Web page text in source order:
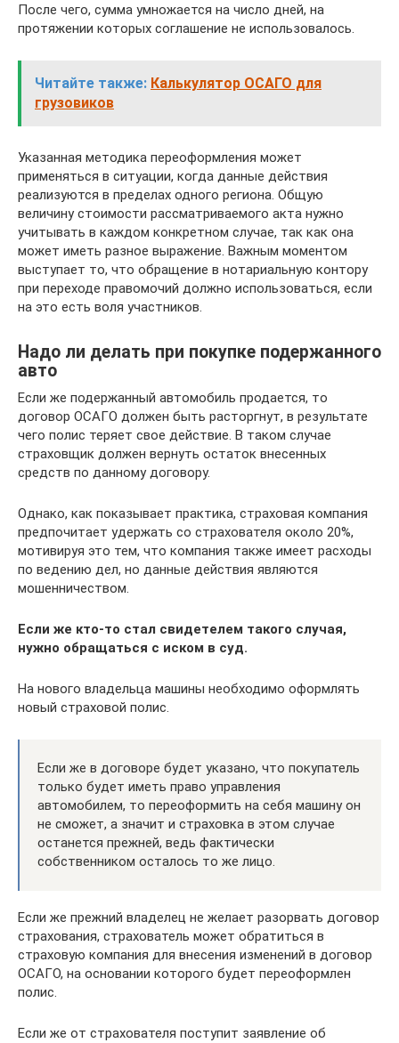
После чего, сумма умножается на число дней, на
протяжении которых соглашение не использовалось.
Читайте также: Калькулятор ОСАГО для
грузовиков
Указанная методика переоформления может
применяться в ситуации, когда данные действия
реализуются в пределах одного региона. Общую
величину стоимости рассматриваемого акта нужно
учитывать в каждом конкретном случае, так как она
может иметь разное выражение. Важным моментом
выступает то, что обращение в нотариальную контору
при переходе правомочий должно использоваться, если
на это есть воля участников.
Надо ли делать при покупке подержанного
авто
Если же подержанный автомобиль продается, то
договор ОСАГО должен быть расторгнут, в результате
чего полис теряет свое действие. В таком случае
страховщик должен вернуть остаток внесенных
средств по данному договору.
Однако, как показывает практика, страховая компания
предпочитает удержать со страхователя около 20%,
мотивируя это тем, что компания также имеет расходы
по ведению дел, но данные действия являются
мошенничеством.
Если же кто-то стал свидетелем такого случая,
нужно обращаться с иском в суд.
На нового владельца машины необходимо оформлять
новый страховой полис.
Если же в договоре будет указано, что покупатель
только будет иметь право управления
автомобилем, то переоформить на себя машину он
не сможет, а значит и страховка в этом случае
останется прежней, ведь фактически
собственником осталось то же лицо.
Если же прежний владелец не желает разорвать договор
страхования, страхователь может обратиться в
страховую компания для внесения изменений в договор
ОСАГО, на основании которого будет переоформлен
полис.
Если же от страхователя поступит заявление об